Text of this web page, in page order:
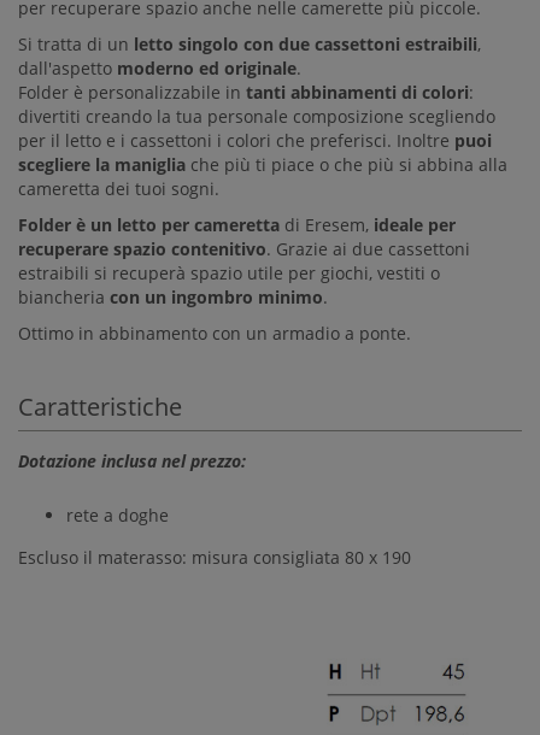
per recuperare spazio anche nelle camerette più piccole.
Si tratta di un letto singolo con due cassettoni estraibili,
dall'aspetto moderno ed originale.
Folder è personalizzabile in tanti abbinamenti di colori:
divertiti creando la tua personale composizione scegliendo
per il letto e i cassettoni i colori che preferisci. Inoltre puoi
scegliere la maniglia che più ti piace o che più si abbina alla
cameretta dei tuoi sogni.
Folder è un letto per cameretta di Eresem, ideale per
recuperare spazio contenitivo. Grazie ai due cassettoni
estraibili si recuperà spazio utile per giochi, vestiti o
biancheria con un ingombro minimo.
Ottimo in abbinamento con un armadio a ponte.
Caratteristiche
Dotazione inclusa nel prezzo:
rete a doghe
Escluso il materasso: misura consigliata 80 x 190